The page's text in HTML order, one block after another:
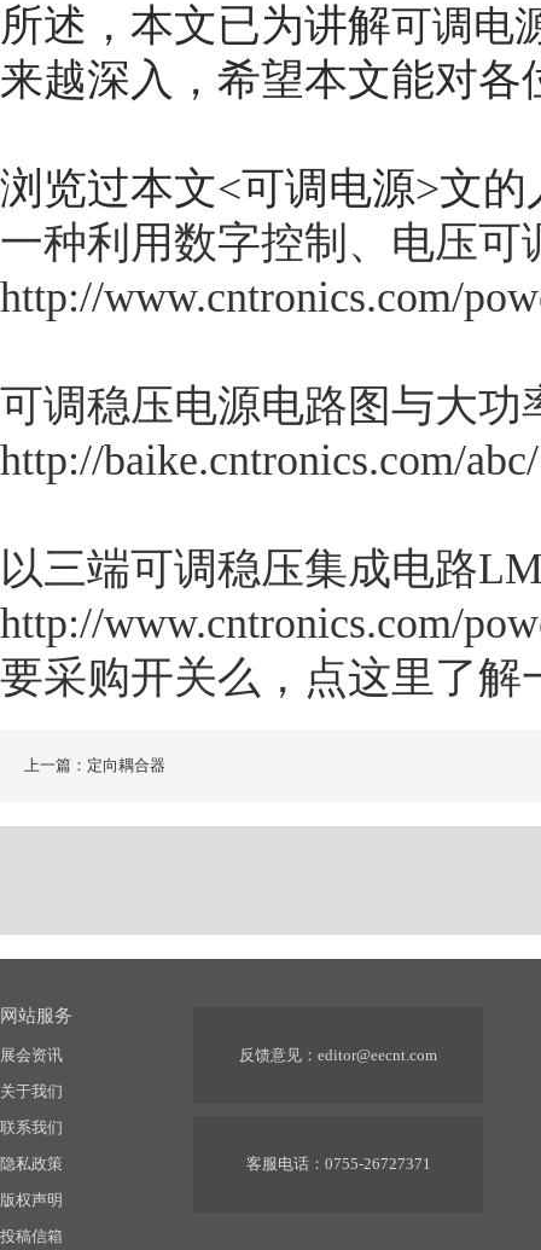
所述，本文已为讲解可调电
来越深入，希望本文能对
浏览过本文<可调电源>文的
一种利用数字控制、电压可
http://www.cntronics.com/
可调稳压电源电路图与大功
http://baike.cntronics.com/
以三端可调稳压集成电路
http://www.cntronics.com/
要采购开关么，点这里了解
上一篇：定向耦合器
网站服务
展会资讯
关于我们
联系我们
隐私政策
版权声明
投稿信箱
反馈意见： editor@eecnt.com
客服电话：0755-26727371